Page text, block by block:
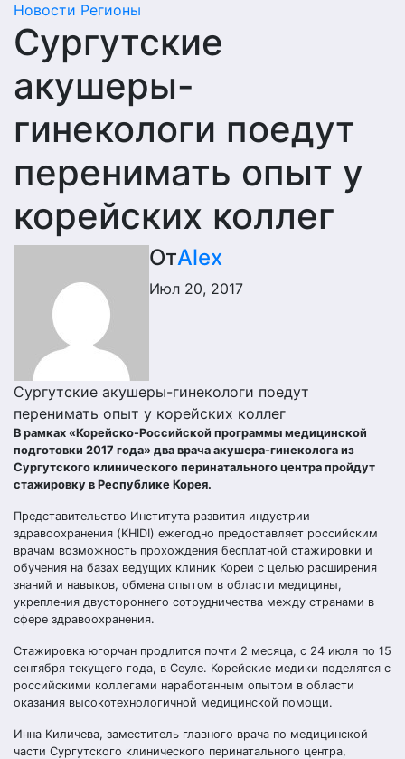
Новости Регионы
Сургутские
акушеры-
гинекологи поедут
перенимать опыт у
корейских коллег
ОтAlex
Июл 20, 2017
Сургутские акушеры-гинекологи поедут
перенимать опыт у корейских коллег
В рамках «Корейско-Российской программы медицинской
подготовки 2017 года» два врача акушера-гинеколога из
Сургутского клинического перинатального центра пройдут
стажировку в Республике Корея.
Представительство Института развития индустрии
здравоохранения (KHIDI) ежегодно предоставляет российским
врачам возможность прохождения бесплатной стажировки и
обучения на базах ведущих клиник Кореи с целью расширения
знаний и навыков, обмена опытом в области медицины,
укрепления двустороннего сотрудничества между странами в
сфере здравоохранения.
Стажировка югорчан продлится почти 2 месяца, с 24 июля по 15
сентября текущего года, в Сеуле. Корейские медики поделятся с
российскими коллегами наработанным опытом в области
оказания высокотехнологичной медицинской помощи.
Инна Киличева, заместитель главного врача по медицинской
части Сургутского клинического перинатального центра,